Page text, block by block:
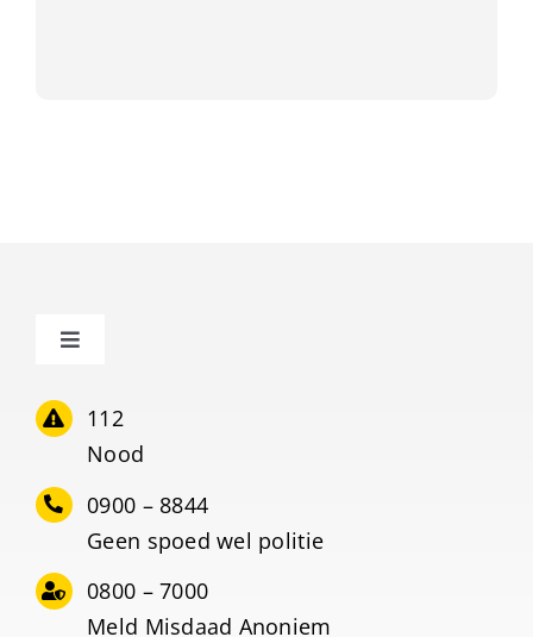
Toggle
Home
Meedoen?
SAAR methode
112
Nood
0900 – 8844
Geen spoed wel politie
0800 – 7000
Meld Misdaad Anoniem